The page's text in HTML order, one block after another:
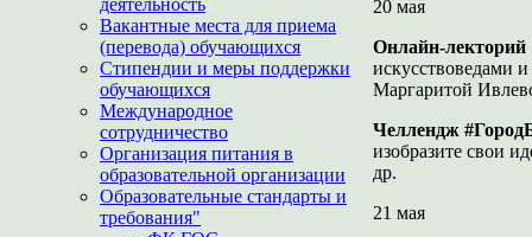
деятельность
Вакантные места для приема
(перевода) обучающихся
Стипендии и меры поддержки
обучающихся
Международное
сотрудничество
Организация питания в
образовательной организации
Образовательные стандарты и
требования"
20 мая
Онлайн-лекторий
искусствоведами
Маргаритой
Челлендж
изобразите свои
др.
21 мая